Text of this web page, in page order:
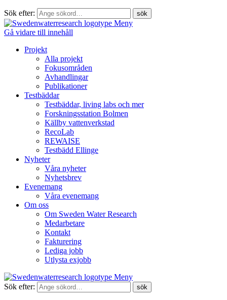
Sök efter:
Meny
Gå vidare till innehåll
Projekt
Alla projekt
Fokusområden
Avhandlingar
Publikationer
Testbäddar
Testbäddar, living labs och mer
Forskningsstation Bolmen
Källby vattenverkstad
RecoLab
REWAISE
Testbädd Ellinge
Nyheter
Våra nyheter
Nyhetsbrev
Evenemang
Våra evenemang
Om oss
Om Sweden Water Research
Medarbetare
Kontakt
Fakturering
Lediga jobb
Utlysta exjobb
Meny
Sök efter: